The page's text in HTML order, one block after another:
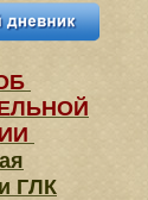
ГЛК